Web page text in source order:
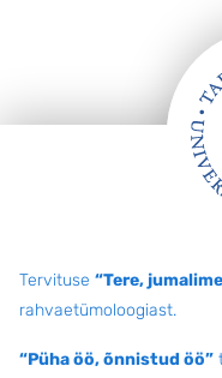
Tervituse “Tere,
rahvaetümoloogiast.
“Püha öö, õnnistud öö”